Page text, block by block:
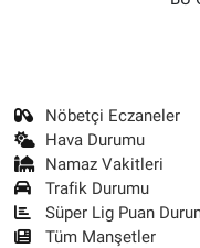
Nöbetçi Eczaneler
Hava Durumu
Namaz Vakitleri
Trafik Durumu
Süper Lig Puan
Tüm Manşetler